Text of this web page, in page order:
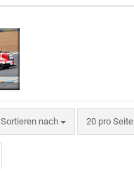
Sortieren nach
Sortieren nach 20 pro Seite
pro Seite